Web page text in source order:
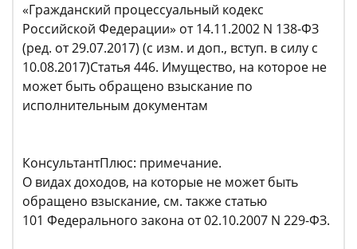
«Гражданский процессуальный кодекс
Российской Федерации» от 14.11.2002 N 138-ФЗ
(ред. от 29.07.2017) (с изм. и доп., вступ. в силу с
10.08.2017)Статья 446. Имущество, на которое не
может быть обращено взыскание по
исполнительным документам
КонсультантПлюс: примечание.
О видах доходов, на которые не может быть
обращено взыскание, см. также статью
101 Федерального закона от 02.10.2007 N 229-ФЗ.